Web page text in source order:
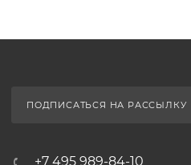
ПОДПИСАТЬСЯ НА РАССЫЛКУ
+7 495 989-84-10